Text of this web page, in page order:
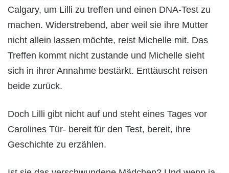
Calgary, um Lilli zu treffen und einen DNA-Test zu
machen. Widerstrebend, aber weil sie ihre Mutter
nicht allein lassen möchte, reist Michelle mit. Das
Treffen kommt nicht zustande und Michelle sieht
sich in ihrer Annahme bestärkt. Enttäuscht reisen
beide zurück.
Doch Lilli gibt nicht auf und steht eines Tages vor
Carolines Tür- bereit für den Test, bereit, ihre
Geschichte zu erzählen.